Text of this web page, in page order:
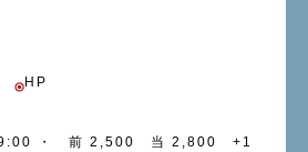
HP
・ 前 2,500 当 2,800 +1